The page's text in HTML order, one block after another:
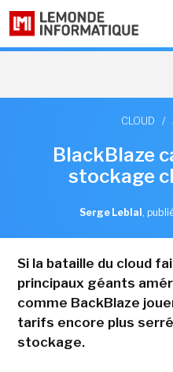
CLOUD /
BlackBlaze
stockage
Serge Leblal ,
Si la bataille du cloud
principaux géants
comme BackBlaze
tarifs encore plus
stockage.